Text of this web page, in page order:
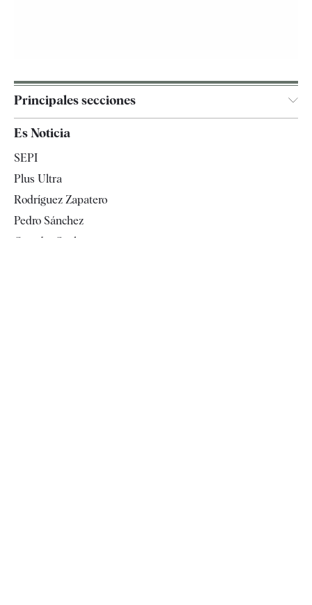
Principales secciones
España
Televisión
Es Noticia
SEPI
Plus Ultra
Rodríguez Zapatero
Pedro Sánchez
Guardia Civil